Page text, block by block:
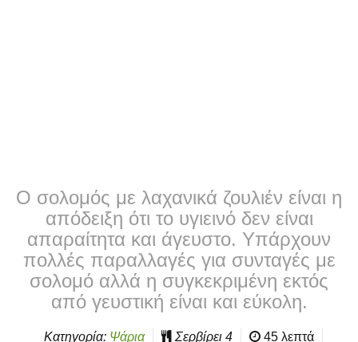
Ο σολομός με λαχανικά ζουλιέν είναι η
απόδειξη ότι το υγιεινό δεν είναι
απαραίτητα και άγευστο. Υπάρχουν
πολλές παραλλαγές για συνταγές με
σολομό αλλά η συγκεκριμένη εκτός
από γευστική είναι και εύκολη.
Κατηγορία: Ψάρια Σερβίρει 4
45 λεπτά